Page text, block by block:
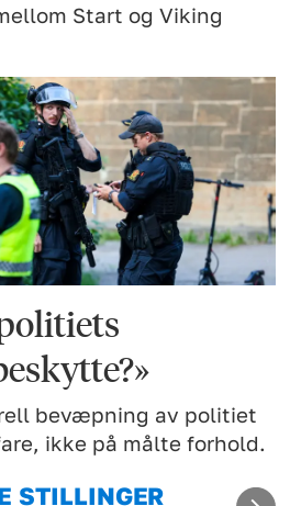
Start og Viking
bevæpning av politiet
ikke på målte forhold.
STILLINGER